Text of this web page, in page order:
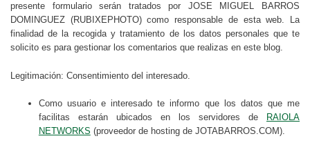
presente formulario serán tratados por JOSE MIGUEL BARROS
DOMINGUEZ (RUBIXEPHOTO) como responsable de esta web. La
finalidad de la recogida y tratamiento de los datos personales que te
solicito es para gestionar los comentarios que realizas en este blog.
Legitimación: Consentimiento del interesado.
Como usuario e interesado te informo que los datos que me
facilitas estarán ubicados en los servidores de
RAIOLA
NETWORKS (proveedor de hosting de JOTABARROS.COM).